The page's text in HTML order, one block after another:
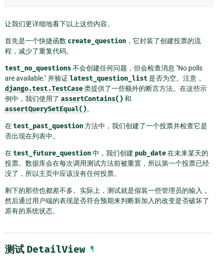
让我们更详细地看下以上这些内容。
首先是一个快捷函数 create_question ，它封装了创建投票的流
程，减少了重复代码。
test_no_questions不会创建任何问题，但会检查消息 "No polls
are available." 并验证 latest_question_list是否为空。注意，
django.test.TestCase类提供了一些额外的断言方法。在这些示
例中，我们使用了 assertContains() 和
assertQuerySetEqual()。
在test_past_question方法中，我们创建了一个投票并检查它是
否出现在列表中。
在test_future_question中，我们创建 pub_date在未来某天的
投票。数据库会在每次调用测试方法前被重置，所以第一个投票已经
没了，所以主页中应该没有任何投票。
剩下的那些也都差不多。实际上，测试就是假装一些管理员的输入，
然后通过用户端的表现是否符合预期来判断新加入的改变是否破坏了
原有的系统状态。
测试 DetailView ¶